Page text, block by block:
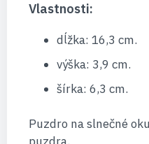
Vlastnosti:
dĺžka: 16,3 cm.
výška: 3,9 cm.
šírka: 6,3 cm.
Puzdro na slnečné